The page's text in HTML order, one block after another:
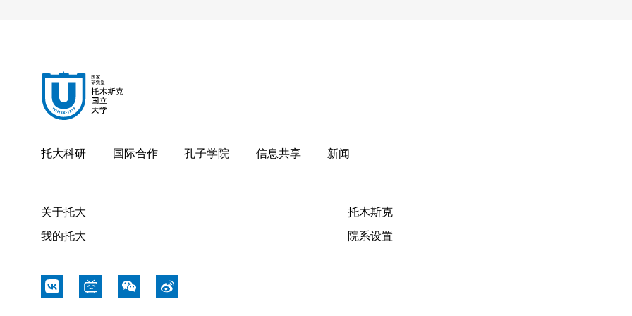
外语系
心理学系
体育系
物理技术系
托大科研 国际合作 孔子学院 信息共享 新闻
关于托大
我的托大
托木斯克
院系设置